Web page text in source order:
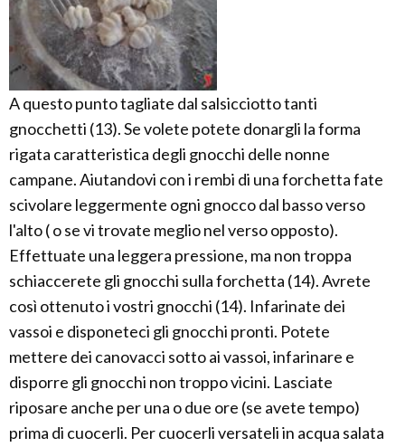
A questo punto tagliate dal salsicciotto tanti
gnocchetti (13). Se volete potete donargli la forma
rigata caratteristica degli gnocchi delle nonne
campane. Aiutandovi con i rembi di una forchetta fate
scivolare leggermente ogni gnocco dal basso verso
l'alto ( o se vi trovate meglio nel verso opposto).
Effettuate una leggera pressione, ma non troppa
schiaccerete gli gnocchi sulla forchetta (14). Avrete
così ottenuto i vostri gnocchi (14). Infarinate dei
vassoi e disponeteci gli gnocchi pronti. Potete
mettere dei canovacci sotto ai vassoi, infarinare e
disporre gli gnocchi non troppo vicini. Lasciate
riposare anche per una o due ore (se avete tempo)
prima di cuocerli. Per cuocerli versateli in acqua salata